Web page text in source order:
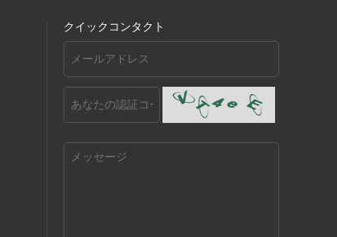
クイックコンタクト